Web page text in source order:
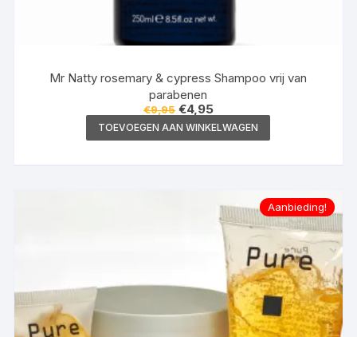
Mr Natty rosemary & cypress Shampoo vrij van
parabenen
€9,95 Oorspronkelijke
prijs
was:
€9,95.
€4,95Huidige
prijs
is:
€4,95.
TOEVOEGEN AAN WINKELWAGEN
Aanbieding!